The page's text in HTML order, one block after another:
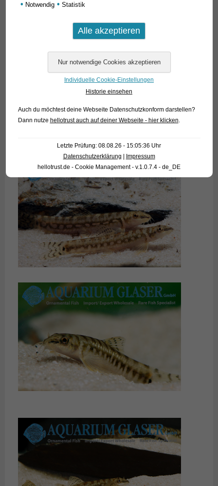
• Notwendig • Statistik
Individuelle Cookie-Einstellungen
Historie einsehen
Auch du möchtest deine Webseite Datenschutzkonform darstellen?
Dann nutze hellotrust auch auf deiner Webseite - hier klicken
Letzte Prüfung: 08.08.26 - 15:05:36 Uhr
Datenschutzerklärung | Impressum
hellotrust.de - Cookie Management - v.1.0.7.4 - de_DE